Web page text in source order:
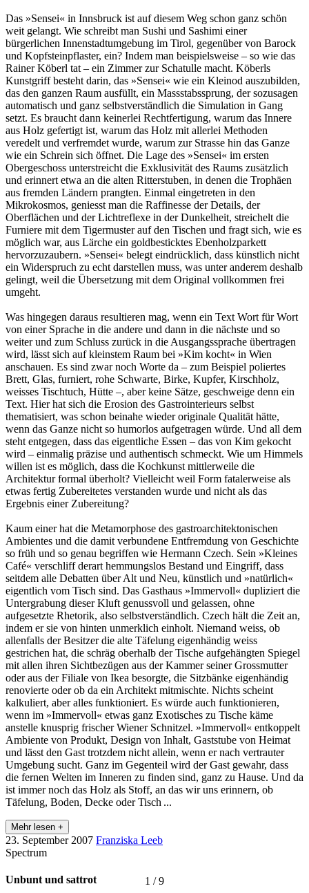
1 /9
Das »Sensei« in Innsbruck ist auf diesem Weg schon ganz schön
weit gelangt. Wie schreibt man Sushi und Sashimi einer
bürgerlichen Innenstadtumgebung im Tirol, gegenüber von Barock
und Kopfsteinpflaster, ein? Indem man beispielsweise – so wie das
Rainer Köberl tat – ein Zimmer zur Schatulle macht. Köberls
Kunstgriff besteht darin, das »Sensei« wie ein Kleinod auszubilden,
das den ganzen Raum ausfüllt, ein Massstabssprung, der sozusagen
automatisch und ganz selbstverständlich die Simulation in Gang
setzt. Es braucht dann keinerlei Rechtfertigung, warum das Innere
aus Holz gefertigt ist, warum das Holz mit allerlei Methoden
veredelt und verfremdet wurde, warum zur Strasse hin das Ganze
wie ein Schrein sich öffnet. Die Lage des »Sensei« im ersten
Obergeschoss unterstreicht die Exklusivität des Raums zusätzlich
und erinnert etwa an die alten Ritterstuben, in denen die Trophäen
aus fremden Ländern prangten. Einmal eingetreten in den
Mikrokosmos, geniesst man die Raffinesse der Details, der
Oberflächen und der Lichtreflexe in der Dunkelheit, streichelt die
Furniere mit dem Tigermuster auf den Tischen und fragt sich, wie es
möglich war, aus Lärche ein goldbesticktes Ebenholzparkett
hervorzuzaubern. »Sensei« belegt eindrücklich, dass künstlich nicht
ein Widerspruch zu echt darstellen muss, was unter anderem deshalb
gelingt, weil die Übersetzung mit dem Original vollkommen frei
umgeht.
Was hingegen daraus resultieren mag, wenn ein Text Wort für Wort
von einer Sprache in die andere und dann in die nächste und so
weiter und zum Schluss zurück in die Ausgangssprache übertragen
wird, lässt sich auf kleinstem Raum bei »Kim kocht« in Wien
anschauen. Es sind zwar noch Worte da – zum Beispiel poliertes
Brett, Glas, furniert, rohe Schwarte, Birke, Kupfer, Kirschholz,
weisses Tischtuch, Hütte –, aber keine Sätze, geschweige denn ein
Text. Hier hat sich die Erosion des Gastrointerieurs selbst
thematisiert, was schon beinahe wieder originale Qualität hätte,
wenn das Ganze nicht so humorlos aufgetragen würde. Und all dem
steht entgegen, dass das eigentliche Essen – das von Kim gekocht
wird – einmalig präzise und authentisch schmeckt. Wie um Himmels
willen ist es möglich, dass die Kochkunst mittlerweile die
Architektur formal überholt? Vielleicht weil Form fatalerweise als
etwas fertig Zubereitetes verstanden wurde und nicht als das
Ergebnis einer Zubereitung?
Kaum einer hat die Metamorphose des gastroarchitektonischen
Ambientes und die damit verbundene Entfremdung von Geschichte
so früh und so genau begriffen wie Hermann Czech. Sein »Kleines
Café« verschliff derart hemmungslos Bestand und Eingriff, dass
seitdem alle Debatten über Alt und Neu, künstlich und »natürlich«
eigentlich vom Tisch sind. Das Gasthaus »Immervoll« dupliziert die
Untergrabung dieser Kluft genussvoll und gelassen, ohne
aufgesetzte Rhetorik, also selbstverständlich. Czech hält die Zeit an,
indem er sie von hinten unmerklich einholt. Niemand weiss, ob
allenfalls der Besitzer die alte Täfelung eigenhändig weiss
gestrichen hat, die schräg oberhalb der Tische aufgehängten Spiegel
mit allen ihren Sichtbezügen aus der Kammer seiner Grossmutter
oder aus der Filiale von Ikea besorgte, die Sitzbänke eigenhändig
renovierte oder ob da ein Architekt mitmischte. Nichts scheint
kalkuliert, aber alles funktioniert. Es würde auch funktionieren,
wenn im »Immervoll« etwas ganz Exotisches zu Tische käme
anstelle knusprig frischer Wiener Schnitzel. »Immervoll« entkoppelt
Ambiente von Produkt, Design von Inhalt, Gaststube von Heimat
und lässt den Gast trotzdem nicht allein, wenn er nach vertrauter
Umgebung sucht. Ganz im Gegenteil wird der Gast gewahr, dass
die fernen Welten im Inneren zu finden sind, ganz zu Hause. Und da
ist immer noch das Holz als Stoff, an das wir uns erinnern, ob
Täfelung, Boden, Decke oder Tisch ...
Mehr lesen +
23. September 2007 Franziska Leeb
Spectrum
Unbunt und sattrot